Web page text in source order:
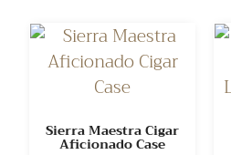
Sierra Maestra Cigar
Aficionado Case